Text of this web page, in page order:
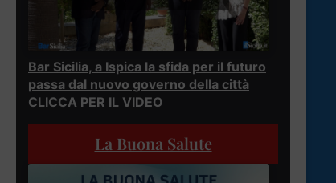
Bar Sicilia, a Ispica la sfida per il futuro
passa dal nuovo governo della città
CLICCA PER IL VIDEO
La Buona Salute